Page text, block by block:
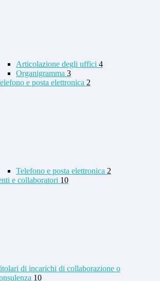
Articolazione degli uffici 4
Organigramma 3
e posta elettronica 2
Telefono e posta elettronica 2
e collaboratori 10
di incarichi di collaborazione o
10